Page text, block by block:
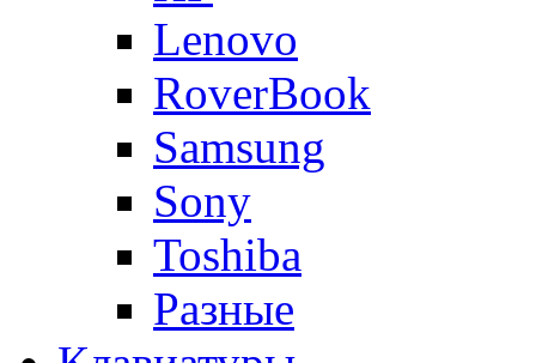
Lenovo
RoverBook
Samsung
Sony
Toshiba
Разные